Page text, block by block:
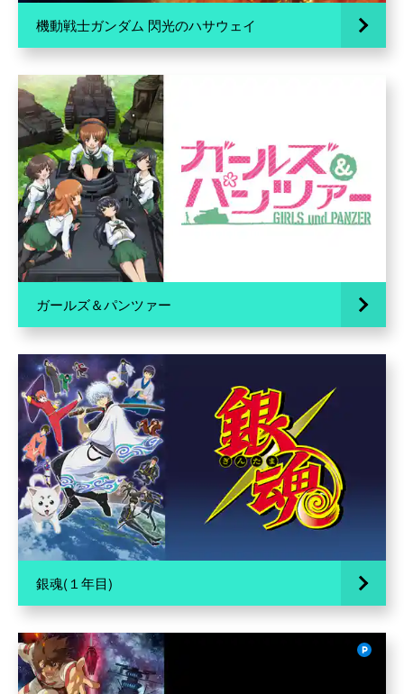
機動戦士ガンダム 閃光のハサウェイ
ガールズ＆パンツァー
銀魂(１年目)